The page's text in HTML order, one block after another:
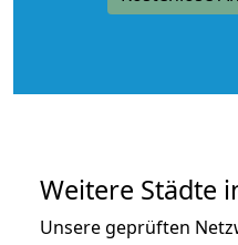
Weitere Städte
Unsere geprüften